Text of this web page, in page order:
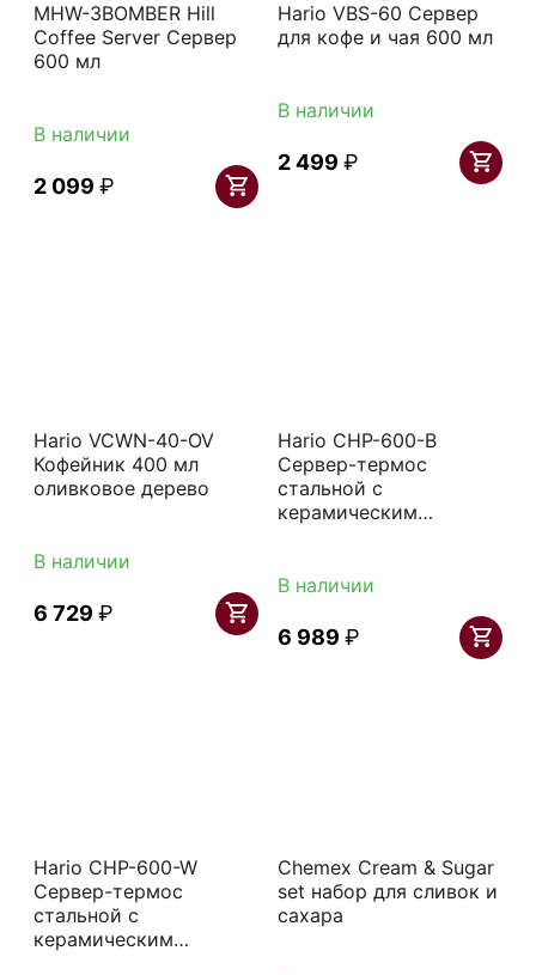
MHW-3BOMBER Hill
Coffee Server Сервер
600 мл
В наличии
2 099 ₽
Hario VBS-60 Сервер
для кофе и чая 600 мл
В наличии
2 499 ₽
Hario VCWN-40-OV
Кофейник 400 мл
оливковое дерево
В наличии
6 729 ₽
Hario CHP-600-B
Сервер-термос
стальной с
керамическим
В наличии
6 989 ₽
Hario CHP-600-W
Сервер-термос
стальной с
керамическим
Chemex Cream & Sugar
set набор для сливок и
сахара